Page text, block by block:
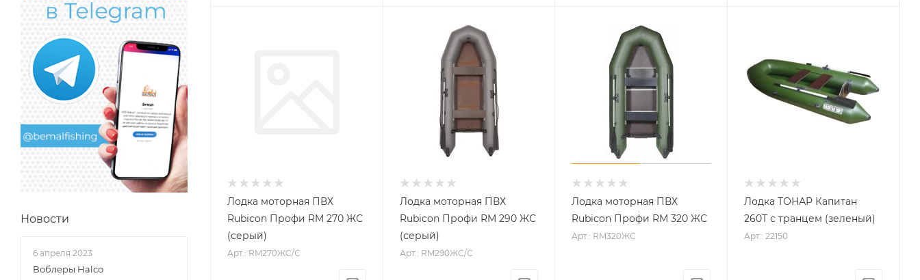
Лодка моторная ПВХ
Rubicon Профи RM 270 ЖС
(серый)
Арт.: RM270ЖС/С
Лодка моторная ПВХ
Rubicon Профи RM 290 ЖС
(серый)
Арт.: RM290ЖС/С
Лодка моторная ПВХ
Rubicon Профи RM 320 ЖС
Арт.: RM320ЖС
Лодка ТОНАР Капитан
260Т с транцем (зеленый)
Арт.: 22150
Новости
6 апреля 2023
Воблеры Halco